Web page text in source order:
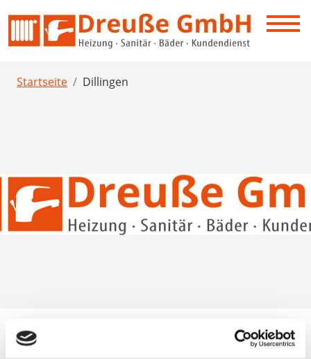
Startseite Dillingen
25. Februar 2014 -